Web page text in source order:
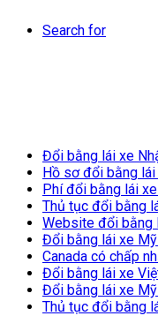
Search for
Đổi bằng lái xe
Hồ sơ đổi bằng
Phí đổi bằng lái
Thủ tục đổi bằng
Website đổi bằng
Đổi bằng lái xe
Canada có chấp
Đổi bằng lái xe
Đổi bằng lái xe
Thủ tục đổi bằng